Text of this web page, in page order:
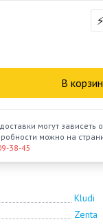
Kludi
Zenta
В
могут зависеть
можно на
38-45